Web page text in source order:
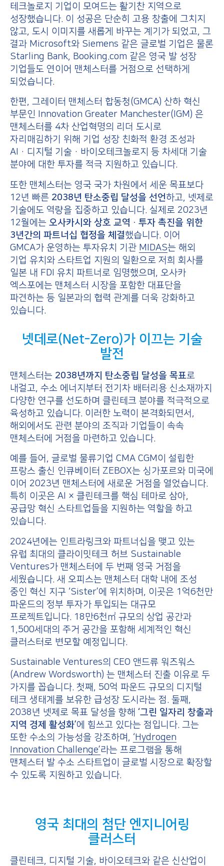
테크놀로지 기업이 모여드는 활기찬 지역으로
성장했습니다. 이 성공은 단순히 고용 창출에 그치지
않고, 도시 이미지를 새롭게 바꾸는 계기가 되었고, 그
결과 Microsoft와 Siemens 같은 글로벌 기업은 물론
Starling Bank, Booking.com 같은 영국 발 성장
기업들도 연이어 맨체스터를 거점으로 선택하게
되었습니다.
한편, 그레이터 맨체스터 합동청(GMCA) 산하 혁신
부문인 Innovation Greater Manchester(IGM) 은
맨체스터를 4차 산업혁명의 리더 도시로
자리매김하기 위해 기업 성장 친화적 환경 조성과
AI·디지털 기술·바이오테크놀로지 등 차세대 기술
분야에 대한 투자를 적극 지원하고 있습니다.
또한 맨체스터는 영국 국가 차원에서 세운 목표보다
12년 빠른 2038년 탄소중립 달성을 선언하고, 넷제로
기술에도 역량을 집중하고 있습니다. 실제로 2023년
12월에는 오사카시와 상호 교역·투자 촉진을 위한
3년간의 파트너십 협정을 체결했습니다. 이어
GMCA가 운영하는 투자유치 기관 MIDAS는 해외
기업 유치와 스타트업 지원의 일환으로 저희 회사를
일본 내 FDI 유치 파트너로 임명했으며, 오사카
엑스포에는 맨체스터 시장을 포함한 대표단을
파견하는 등 일본과의 협력 관계를 더욱 강화하고
있습니다.
넷데로(Net-Zero)가 이끄는 기술
발전
맨체스터는 2038년까지 탄소중립 달성을 목표로
내걸고, 수소 에너지부터 전기차 배터리용 신소재까지
다양한 연구를 선도하며 클린테크 분야를 적극적으로
육성하고 있습니다. 이러한 노력이 본격화되면서,
해외에서도 관련 분야의 조직과 기업들이 속속
맨체스터에 거점을 마련하고 있습니다.
예를 들어, 글로벌 물류기업 CMA CGM이 설립한
프랑스 출신 인큐베이터 ZEBOX는 싱가포르와 미국에
이어 2023년 맨체스터에 새로운 거점을 열었습니다.
특히 이곳은 AI × 클린테크를 핵심 테마로 삼아,
공급망 혁신 스타트업들을 지원하는 역할을 하고
있습니다.
2024년에는 인트라링크와 파트너십을 맺고 있는
유럽 최대의 클라이밋테크 허브 Sustainable
Ventures가 맨체스터에 두 번째 영국 거점을
세웠습니다. 새 오피스는 맨체스터 대학 내에 조성
중인 혁신 지구 ‘Sister’에 위치하며, 이곳은 1억6천만
파운드의 정부 투자가 투입되는 대규모
프로젝트입니다. 18만6천㎡ 규모의 상업 공간과
1,500세대의 주거 공간을 포함해 세계적인 혁신
클러스터로 변모할 예정입니다.
Sustainable Ventures의 CEO 앤드류 워즈워스
(Andrew Wordsworth) 는 맨체스터 진출 이유로 두
가지를 꼽습니다. 첫째, 50억 파운드 규모의 디지털
테크 생태계를 보유한 급성장 도시라는 점. 둘째,
2038년 넷제로 목표 달성을 향해 ‘그린 일자리 창출과
지역 경제 활성화’에 힘쓰고 있다는 점입니다. 그는
또한 수소의 가능성을 강조하며, ‘Hydrogen
Innovation Challenge’라는 프로그램을 통해
맨체스터 발 수소 스타트업이 글로벌 시장으로 확장할
수 있도록 지원하고 있습니다.
영국 최대의 첨단 엔지니어링
클러스터
클린테크, 디지털 기술, 바이오테크와 같은 신산업이